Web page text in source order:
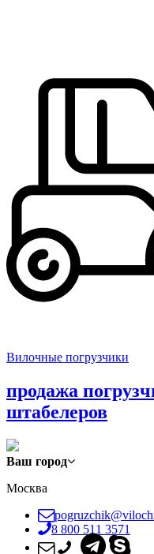
Вилочные погрузчики
продажа
штабелеров
Ваш город
Москва
8 800 511 3571